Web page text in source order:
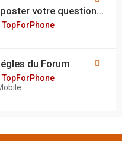
votre question...
TopForPhone
du Forum
TopForPhone